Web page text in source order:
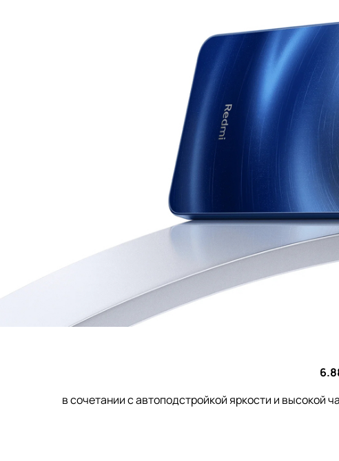
в сочетании с автоподстройкой яркости и высокой